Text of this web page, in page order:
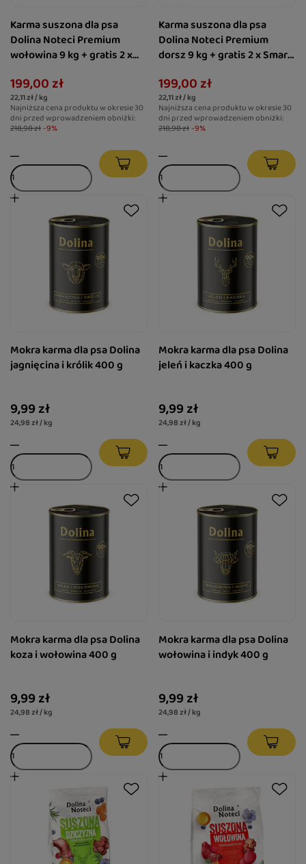
Karma suszona dla psa
Dolina Noteci Premium
wołowina 9 kg + gratis 2 x
Harmony wspierające
trawienie
199,00 zł
22,11 zł / kg
Najniższa cena produktu w okresie 30
dni przed wprowadzeniem obniżki:
218,98 zł -9%
Karma suszona dla psa
Dolina Noteci Premium
dorsz 9 kg + gratis 2 x Smart
ze skłonnościami do alergii
199,00 zł
22,11 zł / kg
Najniższa cena produktu w okresie 30
dni przed wprowadzeniem obniżki:
218,98 zł -9%
Mokra karma dla psa Dolina
jagnięcina i królik 400 g
9,99 zł
24,98 zł / kg
Mokra karma dla psa Dolina
jeleń i kaczka 400 g
9,99 zł
24,98 zł / kg
Mokra karma dla psa Dolina
koza i wołowina 400 g
9,99 zł
24,98 zł / kg
Mokra karma dla psa Dolina
wołowina i indyk 400 g
9,99 zł
24,98 zł / kg